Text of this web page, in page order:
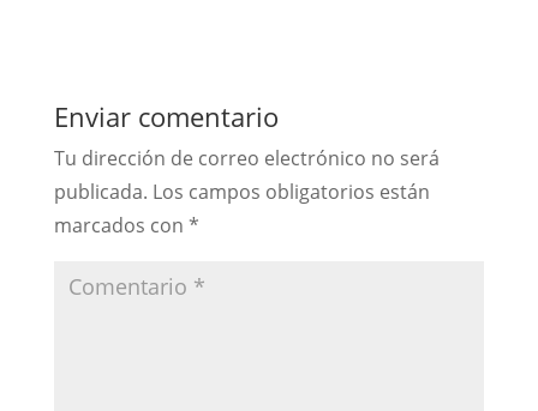
Enviar comentario
Tu dirección de correo electrónico no será
publicada. Los campos obligatorios están
marcados con *